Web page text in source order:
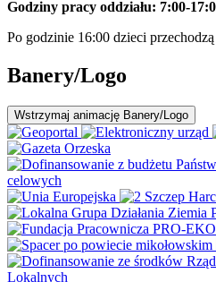
Godziny pracy oddziału: 7:00-
Po godzinie 16:00 dzieci
Banery/Logo
Wstrzymaj animację Banery/Logo